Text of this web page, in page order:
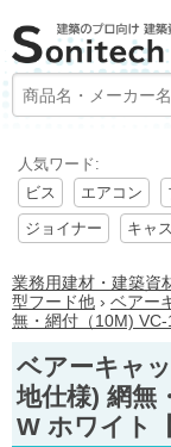
人気ワード:
ビス
エアコン
ジョイナー
キャ
業務用建材・建築資
型フード他 › ベアー
無・網付（10M) VC-
ベアーキャ
地仕様) 網無
W ホワイト